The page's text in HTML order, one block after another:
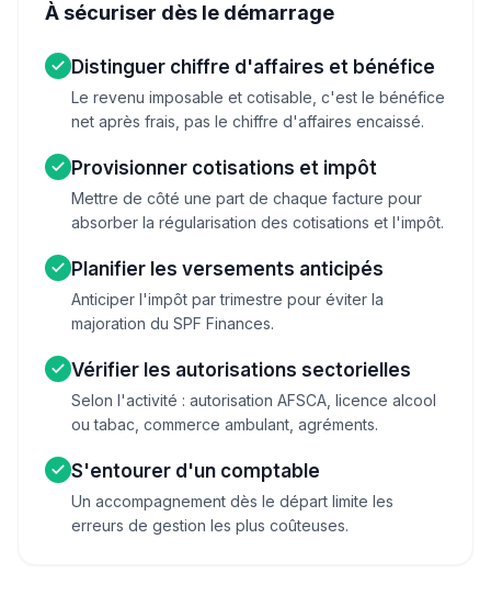
À sécuriser dès le démarrage
Distinguer chiffre d'affaires et bénéfice
Le revenu imposable et cotisable, c'est le bénéfice
net après frais, pas le chiffre d'affaires encaissé.
Provisionner cotisations et impôt
Mettre de côté une part de chaque facture pour
absorber la régularisation des cotisations et l'impôt.
Planifier les versements anticipés
Anticiper l'impôt par trimestre pour éviter la
majoration du SPF Finances.
Vérifier les autorisations sectorielles
Selon l'activité : autorisation AFSCA, licence alcool
ou tabac, commerce ambulant, agréments.
S'entourer d'un comptable
Un accompagnement dès le départ limite les
erreurs de gestion les plus coûteuses.